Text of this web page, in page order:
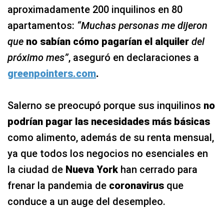
aproximadamente 200 inquilinos en 80
apartamentos: “Muchas personas me dijeron
que no sabían cómo pagarían el alquiler del
próximo mes”, aseguró en declaraciones a
greenpointers.com.
Salerno se preocupó porque sus inquilinos no
podrían pagar las necesidades más básicas
como alimento, además de su renta mensual,
ya que todos los negocios no esenciales en
la ciudad de Nueva York han cerrado para
frenar la pandemia de coronavirus que
conduce a un auge del desempleo.